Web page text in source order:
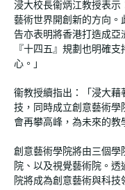
浸大校長衞炳江教授表示
藝術世界開創新的方向。
告亦表明將香港打造成亞
『十四五』規劃也明確
心。」
衞教授續指出：「浸大藉
技，同時成立創意藝術學
會再攀高峰，為未來的教
創意藝術學院將由三個學
院、以及視覺藝術院。
院將成為創意藝術與科